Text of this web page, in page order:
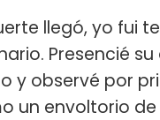
llegó, yo fui
Presencié su
y observé por
un envoltorio de